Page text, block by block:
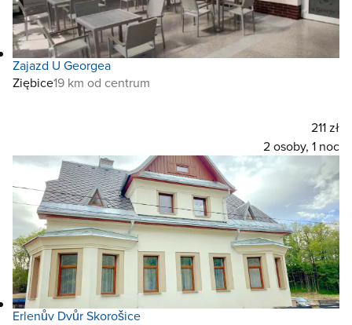
Zajazd U Georgea
Ziębice19 km od centrum
211 zł
2 osoby, 1 noc
Erlenův Dvůr Skorošice